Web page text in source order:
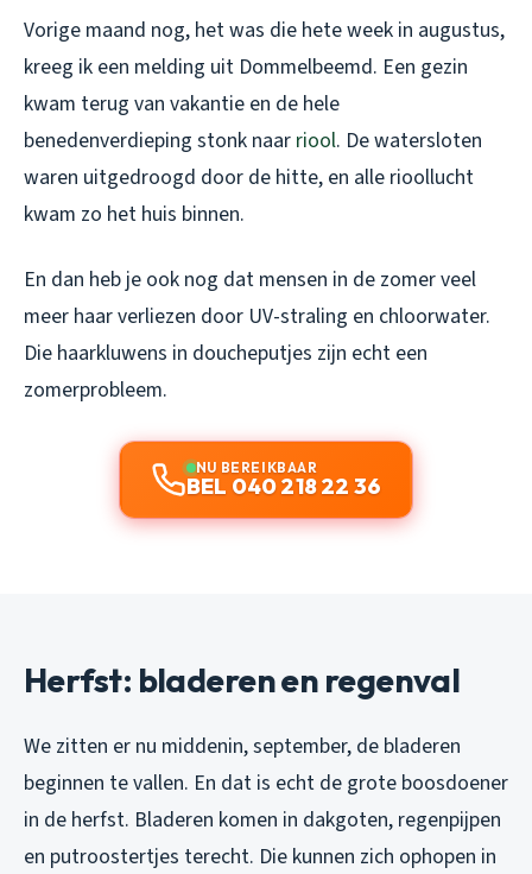
Vorige maand nog, het was die hete week in augustus,
kreeg ik een melding uit Dommelbeemd. Een gezin
kwam terug van vakantie en de hele
benedenverdieping stonk naar riool. De watersloten
waren uitgedroogd door de hitte, en alle rioollucht
kwam zo het huis binnen.
En dan heb je ook nog dat mensen in de zomer veel
meer haar verliezen door UV-straling en chloorwater.
Die haarkluwens in doucheputjes zijn echt een
zomerprobleem.
NU BEREIKBAAR
BEL 040 218 22 36
Herfst: bladeren en regenval
We zitten er nu middenin, september, de bladeren
beginnen te vallen. En dat is echt de grote boosdoener
in de herfst. Bladeren komen in dakgoten, regenpijpen
en putroostertjes terecht. Die kunnen zich ophopen in